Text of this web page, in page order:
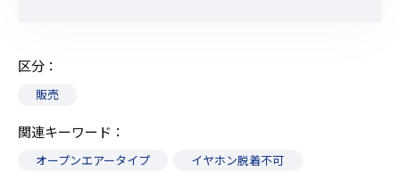
区分
販売
関連キーワード
オープンエアータイプ イヤホン脱着不可